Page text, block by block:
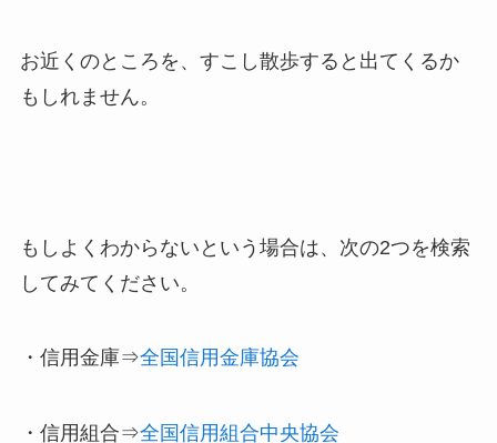
お近くのところを、すこし散歩すると出てくるか
もしれません。
もしよくわからないという場合は、次の2つを検索
してみてください。
・信用金庫⇒全国信用金庫協会
・信用組合⇒全国信用組合中央協会